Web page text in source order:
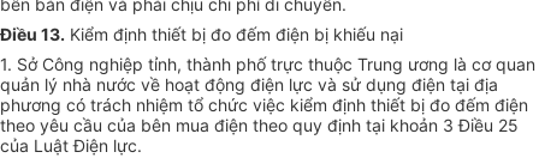
bên bán điện và phải chịu chi phí di chuyển.
Điều 13. Kiểm định thiết bị đo đếm điện bị khiếu nại
1. Sở Công nghiệp tỉnh, thành phố trực thuộc Trung ương là cơ quan
quản lý nhà nước về hoạt động điện lực và sử dụng điện tại địa
phương có trách nhiệm tổ chức việc kiểm định thiết bị đo đếm điện
theo yêu cầu của bên mua điện theo quy định tại khoản 3 Điều 25
của Luật Điện lực.